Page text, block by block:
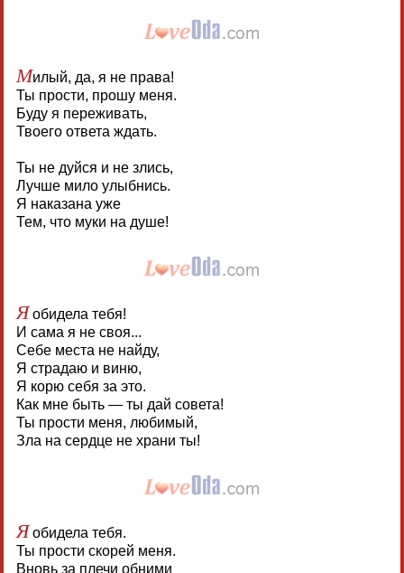
Милый, да, я не права!
Ты прости, прошу меня.
Буду я переживать,
Твоего ответа ждать.
Ты не дуйся и не злись,
Лучше мило улыбнись.
Я наказана уже
Тем, что муки на душе!
Яобидела тебя!
И сама я не своя...
Себе места не найду,
Я страдаю и виню,
Я корю себя за это.
Как мне быть — ты дай совета!
Ты прости меня, любимый,
Зла на сердце не храни ты!
Яобидела тебя.
Ты прости скорей меня.
Вновь за плечи обними